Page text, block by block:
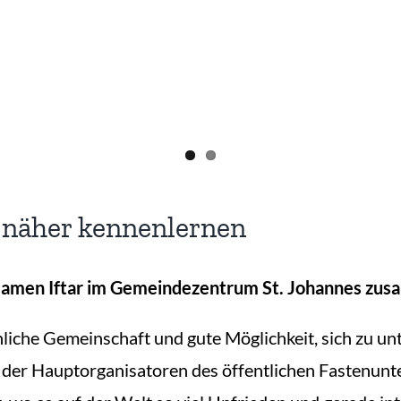
kennenlernen
Iftar im Gemeindezentrum St. Johannes
Gemeinschaft und gute Möglichkeit, sich zu
der Hauptorganisatoren des öffentlichen